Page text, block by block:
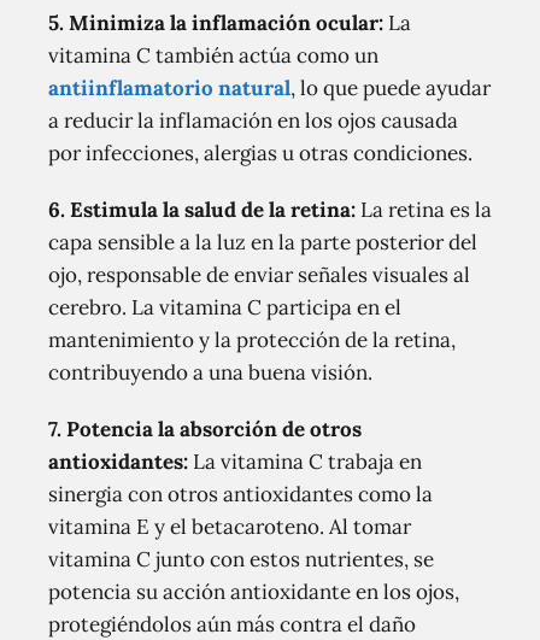
5. Minimiza la inflamación ocular: La
vitamina C también actúa como un
antiinflamatorio natural, lo que puede ayudar
a reducir la inflamación en los ojos causada
por infecciones, alergias u otras condiciones.
6. Estimula la salud de la retina: La retina es la
capa sensible a la luz en la parte posterior del
ojo, responsable de enviar señales visuales al
cerebro. La vitamina C participa en el
mantenimiento y la protección de la retina,
contribuyendo a una buena visión.
7. Potencia la absorción de otros
antioxidantes: La vitamina C trabaja en
sinergia con otros antioxidantes como la
vitamina E y el betacaroteno. Al tomar
vitamina C junto con estos nutrientes, se
potencia su acción antioxidante en los ojos,
protegiéndolos aún más contra el daño